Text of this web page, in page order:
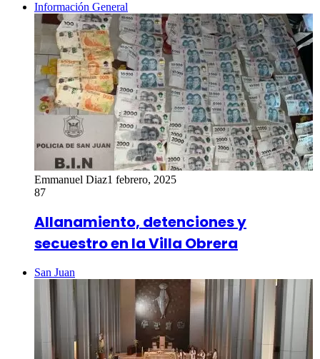
Información General
Emmanuel Diaz1 febrero, 2025
87
Allanamiento, detenciones y
secuestro en la Villa Obrera
San Juan